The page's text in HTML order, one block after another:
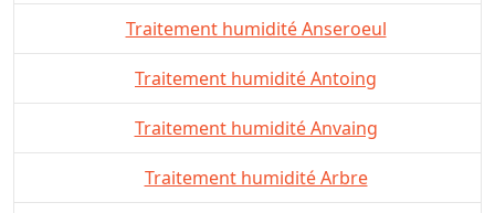
Traitement humidité Anseroeul
Traitement humidité Antoing
Traitement humidité Anvaing
Traitement humidité Arbre